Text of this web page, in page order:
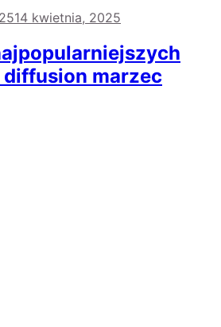
14 kwietnia, 2025
marzec